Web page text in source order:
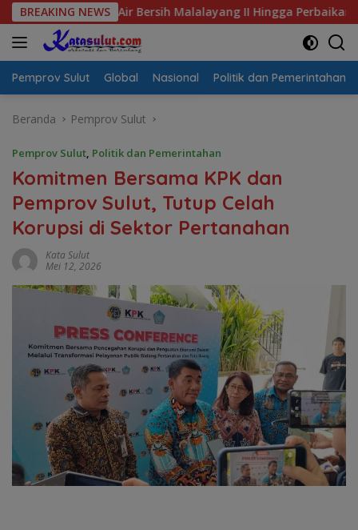
Langsung
ke
konten
BREAKING NEWS
Air Bersih Malalayang II Hingga Perbaikan Infrastruktur
Pemprov Sulut Global Nasional Politik dan Pemerintahan
Beranda Pemprov Sulut
Pemprov Sulut, Politik dan Pemerintahan
Komitmen Bersama KPK dan
Pemprov Sulut, Tutup Celah
Korupsi di Sektor Pertanahan
Kata Sulut
Mei 12, 2026